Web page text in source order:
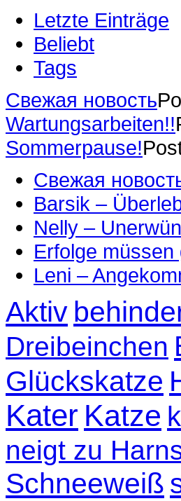
Letzte Einträge
Beliebt
Tags
Свежая новость
Wartungsarbeiten!!
Sommerpause!
Свежая
Barsik –
Nelly –
Erfolge
Leni –
Aktiv
Dreibeinchen
Glückskatze
Kater Katze
neigt zu
Schneeweiß